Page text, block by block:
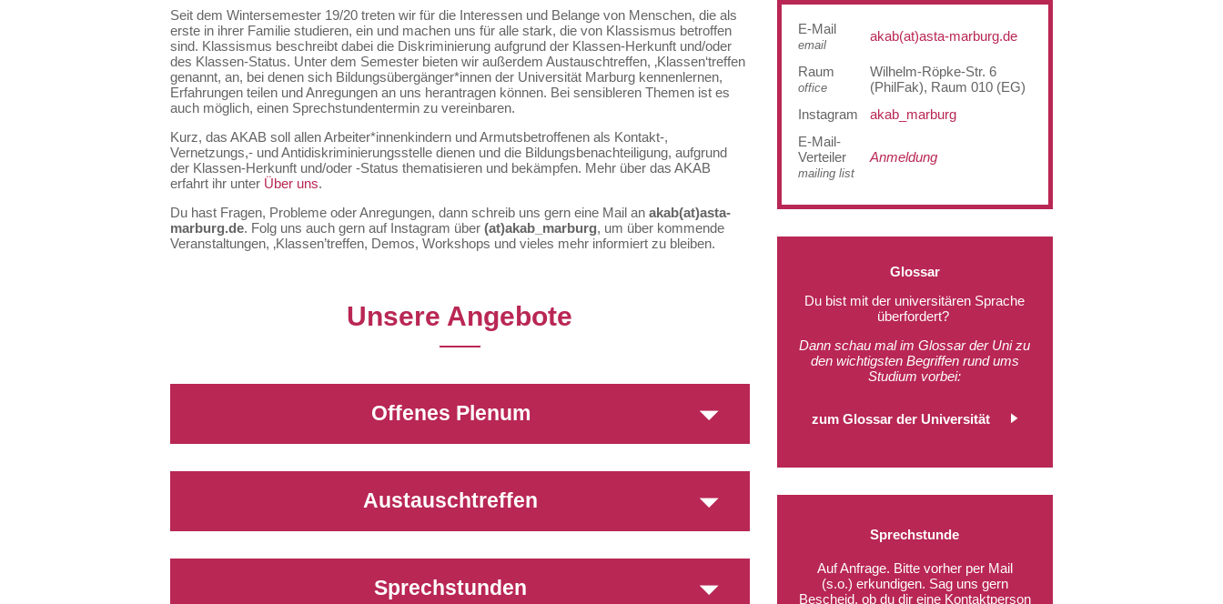
Seit dem Wintersemester 19/20 treten wir für die Interessen und Belange von Menschen, die als
erste in ihrer Familie studieren, ein und machen uns für alle stark, die von Klassismus betroffen
sind. Klassismus beschreibt dabei die Diskriminierung aufgrund der Klassen-Herkunft und/oder
des Klassen-Status. Unter dem Semester bieten wir außerdem Austauschtreffen, ‚Klassen‘treffen
genannt, an, bei denen sich Bildungsübergänger*innen der Universität Marburg kennenlernen,
Erfahrungen teilen und Anregungen an uns herantragen können. Bei sensibleren Themen ist es
auch möglich, einen Sprechstundentermin zu vereinbaren.
Kurz, das AKAB soll allen Arbeiter*innenkindern und Armutsbetroffenen als Kontakt-,
Vernetzungs,- und Antidiskriminierungsstelle dienen und die Bildungsbenachteiligung, aufgrund
der Klassen-Herkunft und/oder -Status thematisieren und bekämpfen. Mehr über das AKAB
erfahrt ihr unter Über uns.
Du hast Fragen, Probleme oder Anregungen, dann schreib uns gern eine Mail an akab(at)asta-
marburg.de. Folg uns auch gern auf Instagram über (at)akab_marburg, um über kommende
Veranstaltungen, ‚Klassen’treffen, Demos, Workshops und vieles mehr informiert zu bleiben.
Unsere Angebote
Offenes Plenum
Austauschtreffen
Sprechstunden
E-Mail
email
akab(at)asta-marburg.de
Raum
office
Wilhelm-Röpke-Str. 6
(PhilFak), Raum 010 (EG)
Instagram
akab_marburg
E-Mail-
Verteiler
mailing list
Anmeldung
Glossar
Du bist mit der universitären Sprache
überfordert?
Dann schau mal im Glossar der Uni zu
den wichtigsten Begriffen rund ums
Studium vorbei:
zum Glossar der Universität
Sprechstunde
Auf Anfrage. Bitte vorher per Mail
(s.o.) erkundigen. Sag uns gern
Bescheid, ob du dir eine Kontaktperson